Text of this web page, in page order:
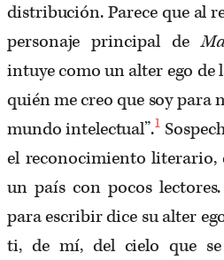
distribución. Parece que al
personaje principal de
intuye como un alter ego de
quién me creo que soy para
mundo intelectual”.1
el reconocimiento literario,
un país con pocos
para escribir dice su alter
ti, de mí, del cielo que se